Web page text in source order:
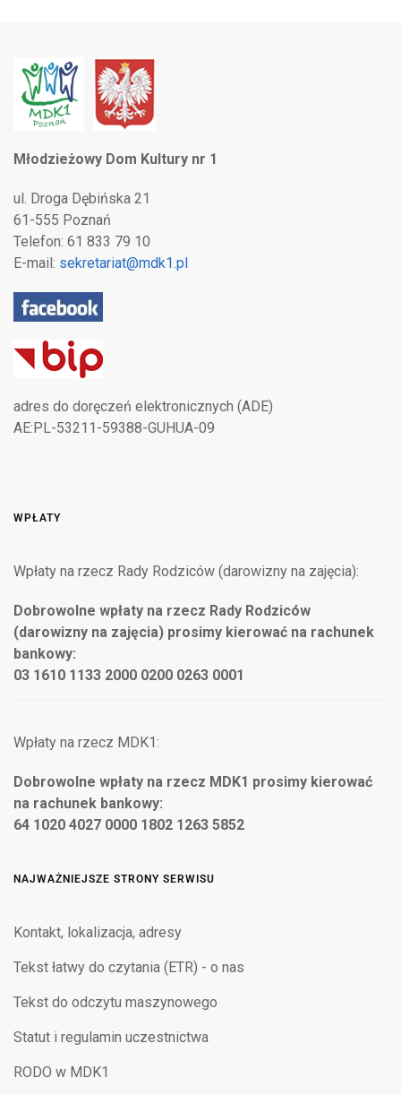
Młodzieżowy Dom Kultury nr 1
ul. Droga Dębińska 21
61-555 Poznań
Telefon: 61 833 79 10
E-mail: sekretariat@mdk1.pl
adres do doręczeń elektronicznych (ADE)
AE:PL-53211-59388-GUHUA-09
WPŁATY
Wpłaty na rzecz Rady Rodziców (darowizny na zajęcia):
Dobrowolne wpłaty na rzecz Rady Rodziców
(darowizny na zajęcia) prosimy kierować na rachunek
bankowy:
03 1610 1133 2000 0200 0263 0001
Wpłaty na rzecz MDK1:
Dobrowolne wpłaty na rzecz MDK1 prosimy kierować
na rachunek bankowy:
64 1020 4027 0000 1802 1263 5852
NAJWAŻNIEJSZE STRONY SERWISU
Kontakt, lokalizacja, adresy
Tekst łatwy do czytania (ETR) - o nas
Tekst do odczytu maszynowego
Statut i regulamin uczestnictwa
RODO w MDK1